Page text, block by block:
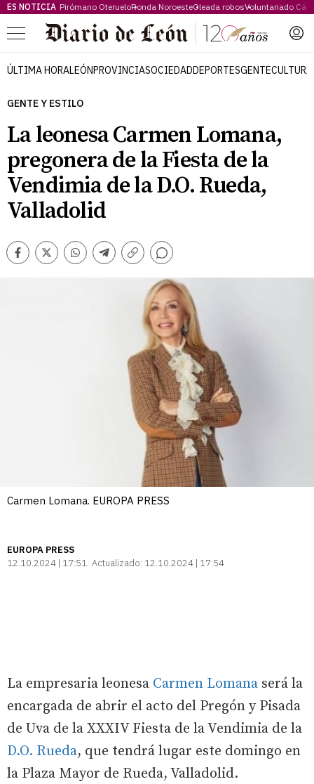
ES NOTICIA Pirómano OterueloRonda NoroesteOleada robosVoluntariado
Menú
ÚLTIMA HORALEÓNPROVINCIASOCIEDADDEPORTESGENTECULTURA
GENTE Y ESTILO
La leonesa Carmen Lomana,
pregonera de la Fiesta de la
Vendimia de la D.O. Rueda,
Valladolid
Facebook
TwitterWhatsappTelegram
Copiar
Comentarios
Carmen Lomana. EUROPA PRESS
EUROPA PRESS
12.10.2024 | 17:51 Actualizado: 12.10.2024 | 17:54
La empresaria leonesa Carmen Lomana será la
encargada de abrir el acto del Pregón y Pisada
de Uva de la XXXIV Fiesta de la Vendimia de la
D.O. Rueda, que tendrá lugar este domingo en
la Plaza Mayor de Rueda, Valladolid.